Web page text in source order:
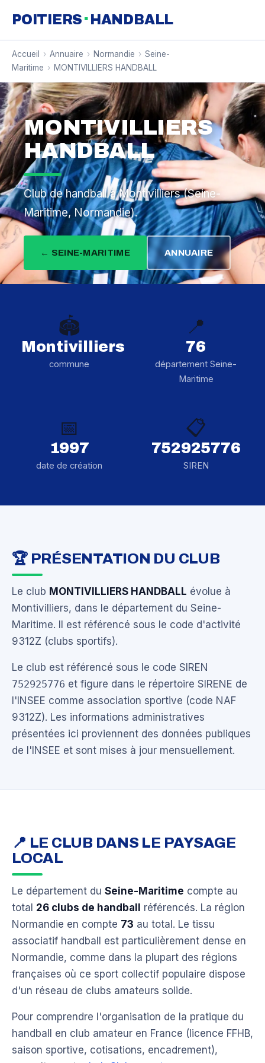
POITIERS · HANDBALL
Accueil › Annuaire › Normandie › Seine-
Maritime › MONTIVILLIERS HANDBALL
MONTIVILLIERS
HANDBALL
Club de handball à Montivilliers (Seine-
Maritime, Normandie).
← SEINE-MARITIME ANNUAIRE
🏟️
Montivilliers
commune
📍
76
département Seine-
Maritime
📅
1997
date de création
📋
752925776
SIREN
🏆 PRÉSENTATION DU CLUB
Le club MONTIVILLIERS HANDBALL évolue à
Montivilliers, dans le département du Seine-
Maritime. Il est référencé sous le code d'activité
9312Z (clubs sportifs).
Le club est référencé sous le code SIREN
752925776 et figure dans le répertoire SIRENE de
l'INSEE comme association sportive (code NAF
9312Z). Les informations administratives
présentées ici proviennent des données publiques
de l'INSEE et sont mises à jour mensuellement.
📍 LE CLUB DANS LE PAYSAGE
LOCAL
Le département du Seine-Maritime compte au
total 26 clubs de handball
référencés. La région
Normandie en compte 73 au total. Le tissu
associatif handball est particulièrement dense en
Normandie, comme dans la plupart des régions
françaises où ce sport collectif populaire dispose
d'un réseau de clubs amateurs solide.
Pour comprendre l'organisation de la pratique du
handball en club amateur en France (licence FFHB,
saison sportive, cotisations, encadrement),